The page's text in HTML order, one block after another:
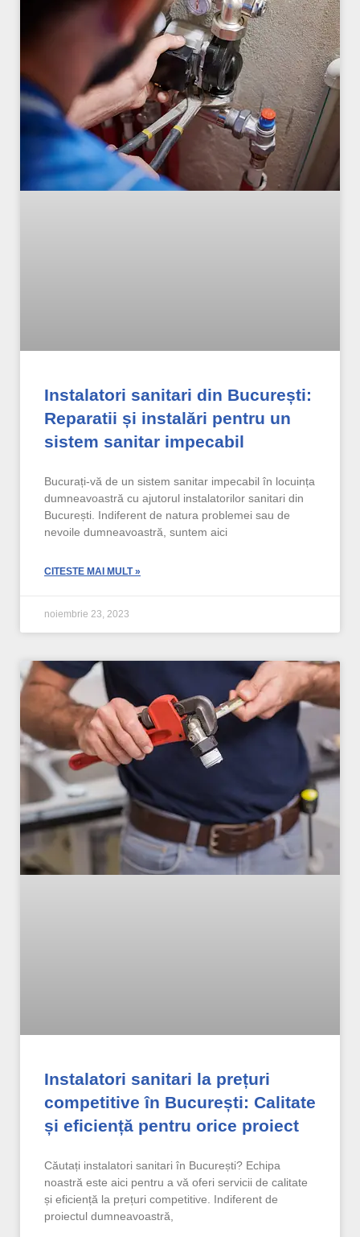
Instalatori sanitari din București:
Reparatii și instalări pentru un
sistem sanitar impecabil
Bucurați-vă de un sistem sanitar impecabil în locuința
dumneavoastră cu ajutorul instalatorilor sanitari din
București. Indiferent de natura problemei sau de
nevoile dumneavoastră, suntem aici
CITESTE MAI MULT »
noiembrie 23, 2023
Instalatori sanitari la prețuri
competitive în București: Calitate
și eficiență pentru orice proiect
Căutați instalatori sanitari în București? Echipa
noastră este aici pentru a vă oferi servicii de calitate
și eficiență la prețuri competitive. Indiferent de
proiectul dumneavoastră,